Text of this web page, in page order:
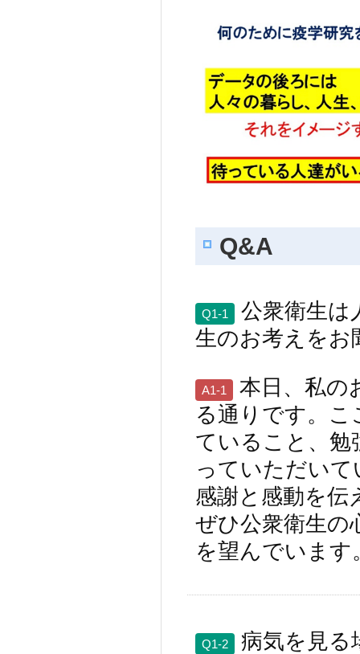
Q&A
Q1-1
公衆衛生は
生のお考えをお
A1-1
本日、私の
る通りです。
ていること、勉
っていただい
感謝と感動を伝
ぜひ公衆衛生の
を望んでいます
Q1-2
病気を見る